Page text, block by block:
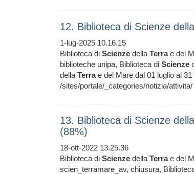
12. Biblioteca di Scienze
1-lug-2025 10.16.15
Biblioteca di Scienze della Terrae del
biblioteche unipa, Biblioteca di Scienze
della Terrae del Mare dal 01 luglio al
/sites/portale/_categories/notizia/attivita/
13. Biblioteca di Scienze
(88%)
18-ott-2022 13.25.36
Biblioteca di Scienze della Terrae del
scien_terramare_av, chiusura,